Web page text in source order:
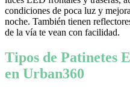
condiciones de poca luz y
noche. También tienen
de la vía te vean con facilidad.
Tipos de Patinetes
en Urban360